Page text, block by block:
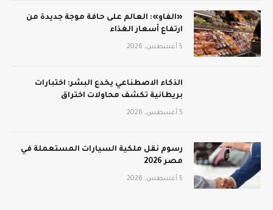
«الفاو»: العالم على حافة موجة جديدة من
ارتفاع أسعار الغذاء
5 أغسطس، 2026
الذكاء الاصطناعي يخدع البشر: اختبارات
بريطانية تكشف محاولات اختراق
5 أغسطس، 2026
رسوم نقل ملكية السيارات المستعملة في
مصر 2026
5 أغسطس، 2026